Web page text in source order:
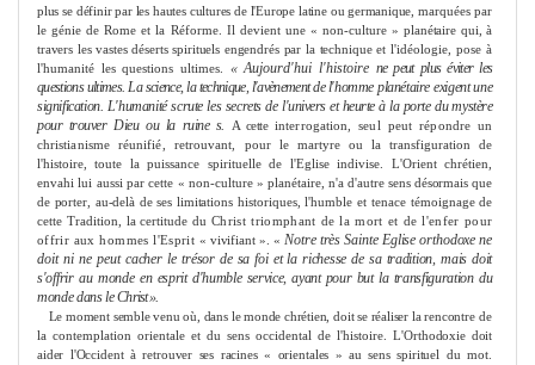
plus se définir par les hautes cultures de l'Europe latine ou germanique,marquées par
le génie de Rome et la Réforme. Il devient une « non-culture »planétaire qui, à
travers les vastes déserts spirituels engendrés par la techniqueet l'idéologie, pose à
l'humanité les questions ultimes. « Aujourd'hui l'histoire ne peut plus éviter les
questions ultimes. La science, la technique, l'avènement del'hommeplanétaire exigent une
signification. L'humanité scrute les secrets del'univers et heurte à la porte du mystère
pour trouver Dieu ou la ruine s.
A cetteinterrogation, seul peut répondre un
christianismeréunifié, retrouvant, pour le martyre ou la transfiguration de
l'histoire, toute la puissance spirituelle de l'Eglise indivise. L'Orient chrétien,
envahi lui aussi par cette « non-culture »planétaire, n'a d'autre sens désormais que
de porter, au-delà de ses limitations historiques, l'humble et tenace témoignage de
cette Tradition, la certitude duChrist triomphant de la mort et de l'enfer pour
offrir aux hommes l'Esprit « vivifiant ». « Notre très Sainte Eglise orthodoxe ne
doit ni ne peut cacher letrésor de sa foi et la richesse de sa tradition, mais doit
s'offrir au monde en esprit d'humble service, ayant pour but la transfiguration du
monde dans leChrist ».
Le moment semble venu où, dans le monde chrétien, doit se réaliser la rencon­tre de
la contemplation orientale et du sens occidental de l'histoire. L'Ortho­doxie doit
aider l'Occident à retrouver ses racines « orientales » au sens spirituel du mot.